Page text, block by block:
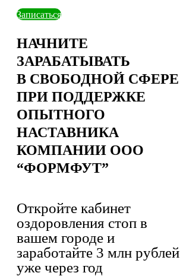
Записаться
НАЧНИТЕ
ЗАРАБАТЫВАТЬ
В СВОБОДНОЙ СФЕРЕ
ПРИ ПОДДЕРЖКЕ
ОПЫТНОГО
НАСТАВНИКА
КОМПАНИИ ООО
“ФОРМФУТ”
Откройте кабинет
оздоровления стоп в
вашем городе и
заработайте 3 млн рублей
уже через год